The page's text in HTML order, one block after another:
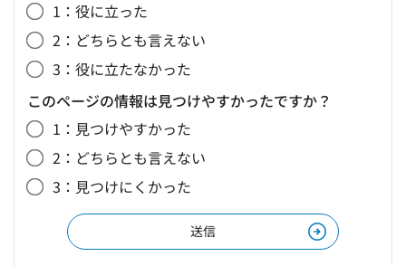
1：役に立った
2：どちらとも言えない
3：役に立たなかった
このページの情報は見つけやすかったですか？
1：見つけやすかった
2：どちらとも言えない
3：見つけにくかった